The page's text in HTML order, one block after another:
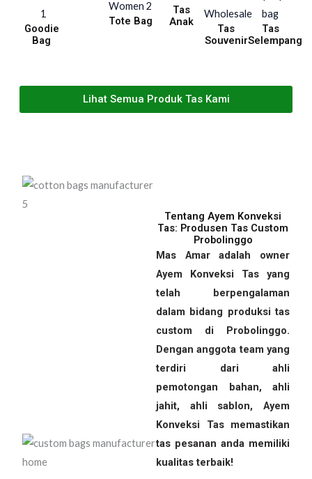
Goodie
Bag
Tote Bag
Tas
Anak
Tas
Souvenir
Tas
Selempang
Lihat Semua Produk Tas Kami
Tentang Ayem Konveksi
Tas: Produsen Tas Custom
Probolinggo
Mas Amar adalah owner
Ayem Konveksi Tas yang
telah berpengalaman
dalam bidang produksi tas
custom di Probolinggo.
Dengan anggota team yang
terdiri dari ahli
pemotongan bahan, ahli
jahit, ahli sablon, Ayem
Konveksi Tas memastikan
tas pesanan anda memiliki
kualitas terbaik!